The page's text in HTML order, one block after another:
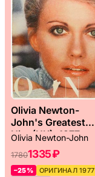
Olivia Newton-
John's Greatest
Hits (UK), 1977
Olivia Newton-John
17801335 ₽
–25%
ОРИГИНАЛ 1977